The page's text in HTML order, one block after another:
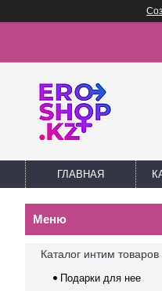
ГЛАВНАЯ
Каталог интим товаров
Подарки для нее